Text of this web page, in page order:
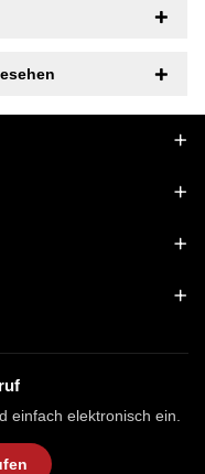
einfach elektronisch ein.